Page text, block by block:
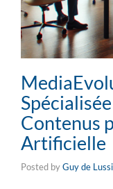
Contenus
Artificielle
Posted byGuy de